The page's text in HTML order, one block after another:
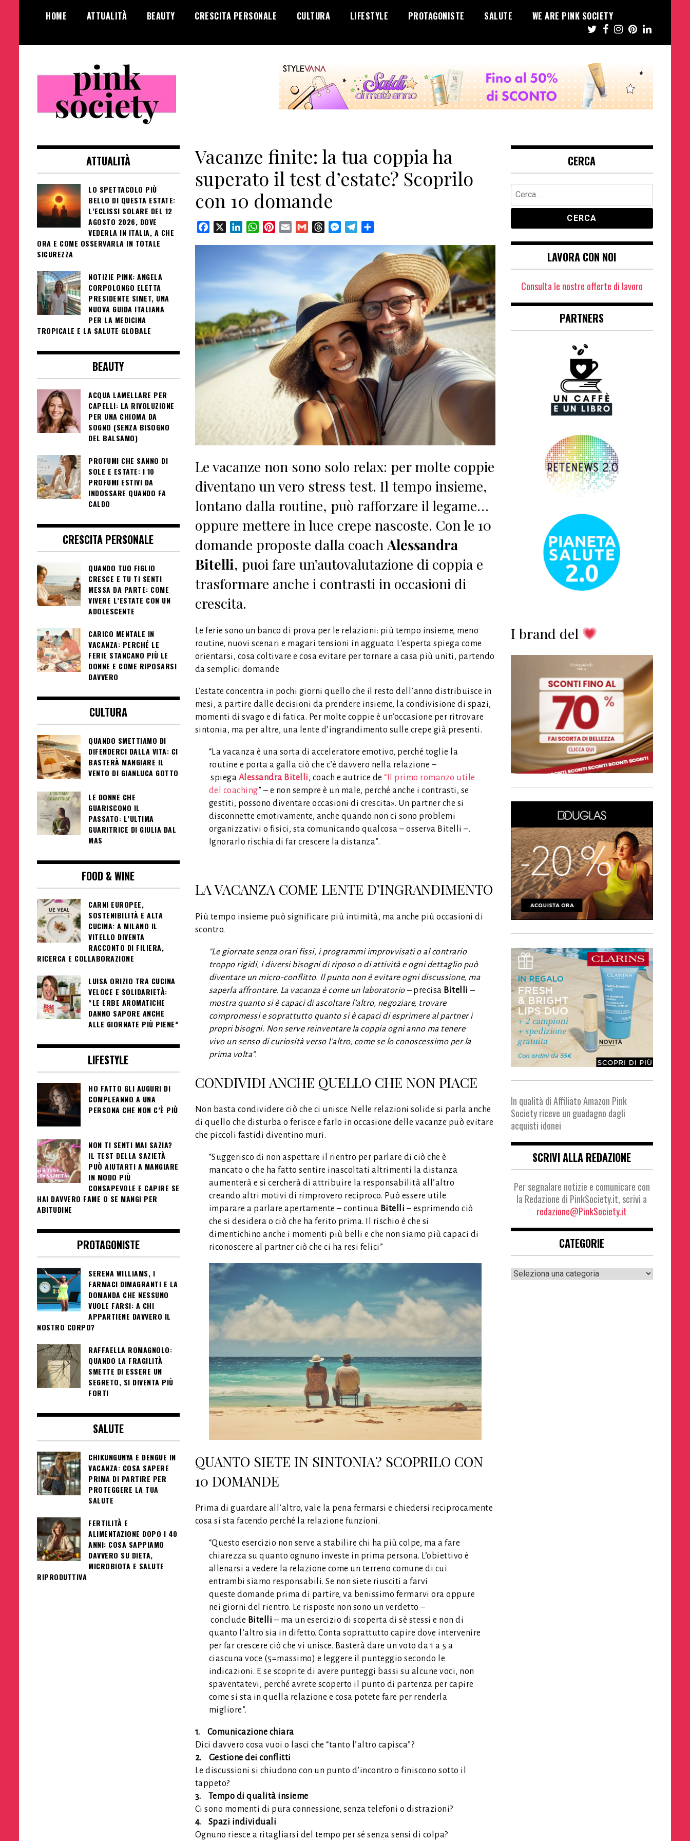
HOME ATTUALITÀ BEAUTY CRESCITA PERSONALE CULTURA LIFESTYLE PROTAGONISTE SALUTE WE ARE PINK SOCIETY
Pink Society
femminile
Vacanze finite: la tua coppia ha
superato il test d’estate? Scoprilo
con 10 domande
Facebook LinkedInWhatsAppPinterest
Email Gmail ThreadsMessenger
Telegram
Le vacanze non sono solo relax: per molte coppie
diventano un vero stress test. Il tempo insieme,
lontano dalla routine, può rafforzare il legame…
oppure mettere in luce crepe nascoste. Con le 10
domande proposte dalla coachAlessandra
Bitelli, puoi fare un’autovalutazione di coppia e
trasformare anche i contrasti in occasioni di
crescita.
Le ferie sono un banco di prova per le relazioni: più tempo insieme, meno
routine, nuovi scenari e magari tensioni in agguato. L’esperta spiega come
orientarsi, cosa coltivare e cosa evitare per tornare a casa più uniti, partendo
da semplici domande
L’estate concentra in pochi giorni quello che il resto dell’anno distribuisce in
mesi, a partire dalle decisioni da prendere insieme, la condivisione di spazi,
momenti di svago e di fatica. Per molte coppie è un’occasione per ritrovare
sintonia, ma per altre, una lente d’ingrandimento sulle crepe già presenti.
“La vacanza è una sorta di acceleratore emotivo, perché toglie la
routine e porta a galla ciò che c’è davvero nella relazione –
spiega Alessandra Bitelli, coach e autrice de “Il primo romanzo utile
del coaching” – e non sempre è un male, perché anche i contrasti, se
gestiti, possono diventare occasioni di crescita». Un partner che si
disconnette emotivamente, anche quando non ci sono problemi
organizzativi o fisici, sta comunicando qualcosa – osserva Bitelli –.
Ignorarlo rischia di far crescere la distanza”.
LA VACANZA COME LENTE D’INGRANDIMENTO
Più tempo insieme può significare più intimità, ma anche più occasioni di
scontro.
“Le giornate senza orari fissi, i programmi improvvisati o al contrario
troppo rigidi, i diversi bisogni di riposo o di attività e ogni dettaglio può
diventare un micro-conflitto. Il punto non è evitare ogni discussione, ma
saperla affrontare. La vacanza è come un laboratorio – precisa Bitelli –
mostra quanto si è capaci di ascoltare l’altro, negoziare, trovare
compromessi e soprattutto quanto si è capaci di esprimere al partner i
propri bisogni. Non serve reinventare la coppia ogni anno ma tenere
vivo un senso di curiosità verso l’altro, come se lo conoscessimo per la
prima volta”.
CONDIVIDI ANCHE QUELLO CHE NON PIACE
Non basta condividere ciò che ci unisce. Nelle relazioni solide si parla anche
di quello che disturba o ferisce e farlo in occasione delle vacanze può evitare
che piccoli fastidi diventino muri.
“Suggerisco di non aspettare il rientro per parlare di ciò che è
mancato o che ha fatto sentire inascoltati altrimenti la distanza
aumenterà e si cercherà di attribuire la responsabilità all’altro
creando altri motivi di rimprovero reciproco. Può essere utile
imparare a parlare apertamente – continua Bitelli – esprimendo ciò
che si desidera o ciò che ha ferito prima. Il rischio è che si
dimentichino anche i momenti più belli e che non siamo più capaci di
riconoscere al partner ciò che ci ha resi felici”
QUANTO SIETE IN SINTONIA? SCOPRILO CON
10 DOMANDE
Prima di guardare all’altro, vale la pena fermarsi e chiedersi reciprocamente
cosa si sta facendo perché la relazione funzioni.
“Questo esercizio non serve a stabilire chi ha più colpe, ma a fare
chiarezza su quanto ognuno investe in prima persona. L’obiettivo è
allenarsi a vedere la relazione come un terreno comune di cui
entrambi siamo responsabili. Se non siete riusciti a farvi
queste domande prima di partire, va benissimo fermarvi ora oppure
nei giorni del rientro. Le risposte non sono un verdetto –
conclude Bitelli – ma un esercizio di scoperta di sè stessi e non di
quanto l’altro sia in difetto. Conta soprattutto capire dove intervenire
per far crescere ciò che vi unisce. Basterà dare un voto da 1 a 5 a
ciascuna voce (5=massimo) e leggere il punteggio secondo le
indicazioni. E se scoprite di avere punteggi bassi su alcune voci, non
spaventatevi, perché avrete scoperto il punto di partenza per capire
come si sta in quella relazione e cosa potete fare per renderla
migliore”.
1. Comunicazione chiara
Dici davvero cosa vuoi o lasci che “tanto l’altro capisca”?
2. Gestione dei conflitti
Le discussioni si chiudono con un punto d’incontro o finiscono sotto il
tappeto?
3. Tempo di qualità insieme
Ci sono momenti di pura connessione, senza telefoni o distrazioni?
4. Spazi individuali
Ognuno riesce a ritagliarsi del tempo per sé senza sensi di colpa?
ATTUALITÀ
LO SPETTACOLO PIÙ
BELLO DI QUESTA ESTATE:
L’ECLISSI SOLARE DEL 12
AGOSTO 2026, DOVE
VEDERLA IN ITALIA, A CHE
ORA E COME OSSERVARLA IN TOTALE
SICUREZZA
NOTIZIE PINK: ANGELA
CORPOLONGO ELETTA
PRESIDENTE SIMET, UNA
NUOVA GUIDA ITALIANA
PER LA MEDICINA
TROPICALE E LA SALUTE GLOBALE
BEAUTY
ACQUA LAMELLARE PER
CAPELLI: LA RIVOLUZIONE
PER UNA CHIOMA DA
SOGNO (SENZA BISOGNO
DEL BALSAMO)
PROFUMI CHE SANNO DI
SOLE E ESTATE: I 10
PROFUMI ESTIVI DA
INDOSSARE QUANDO FA
CALDO
CRESCITA PERSONALE
QUANDO TUO FIGLIO
CRESCE E TU TI SENTI
MESSA DA PARTE: COME
VIVERE L’ESTATE CON UN
ADOLESCENTE
CARICO MENTALE IN
VACANZA: PERCHÉ LE
FERIE STANCANO PIÙ LE
DONNE E COME RIPOSARSI
DAVVERO
CULTURA
QUANDO SMETTIAMO DI
DIFENDERCI DALLA VITA: CI
BASTERÀ MANGIARE IL
VENTO DI GIANLUCA GOTTO
LE DONNE CHE
GUARISCONO IL
PASSATO: L’ULTIMA
GUARITRICE DI GIULIA DAL
MAS
FOOD & WINE
CARNI EUROPEE,
SOSTENIBILITÀ E ALTA
CUCINA: A MILANO IL
VITELLO DIVENTA
RACCONTO DI FILIERA,
RICERCA E COLLABORAZIONE
LUISA ORIZIO TRA CUCINA
VELOCE E SOLIDARIETÀ:
“LE ERBE AROMATICHE
DANNO SAPORE ANCHE
ALLE GIORNATE PIÙ PIENE”
LIFESTYLE
HO FATTO GLI AUGURI DI
COMPLEANNO A UNA
PERSONA CHE NON C’È PIÙ
NON TI SENTI MAI SAZIA?
IL TEST DELLA SAZIETÀ
PUÒ AIUTARTI A MANGIARE
IN MODO PIÙ
CONSAPEVOLE E CAPIRE SE
HAI DAVVERO FAME O SE MANGI PER
ABITUDINE
PROTAGONISTE
SERENA WILLIAMS, I
FARMACI DIMAGRANTI E LA
DOMANDA CHE NESSUNO
VUOLE FARSI: A CHI
APPARTIENE DAVVERO IL
NOSTRO CORPO?
RAFFAELLA ROMAGNOLO:
QUANDO LA FRAGILITÀ
SMETTE DI ESSERE UN
SEGRETO, SI DIVENTA PIÙ
FORTI
SALUTE
CHIKUNGUNYA E DENGUE IN
VACANZA: COSA SAPERE
PRIMA DI PARTIRE PER
PROTEGGERE LA TUA
SALUTE
FERTILITÀ E
ALIMENTAZIONE DOPO I 40
ANNI: COSA SAPPIAMO
DAVVERO SU DIETA,
MICROBIOTA E SALUTE
RIPRODUTTIVA
CERCA
Ricerca
per:
LAVORA CON NOI
Consulta le nostre offerte di lavoro
PARTNERS
I brand del
In qualità di Affiliato Amazon Pink
Society riceve un guadagno dagli
acquisti idonei
SCRIVI ALLA REDAZIONE
Per segnalare notizie e comunicare con
la Redazione di PinkSociety.it, scrivi a
redazione@PinkSociety.it
CATEGORIE
Categorie